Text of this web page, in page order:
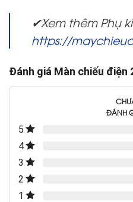
✔Xem thêm Phụ
https://
Đánh giá Màn chiếu điện
ĐÁNH
5
4
3
2
1